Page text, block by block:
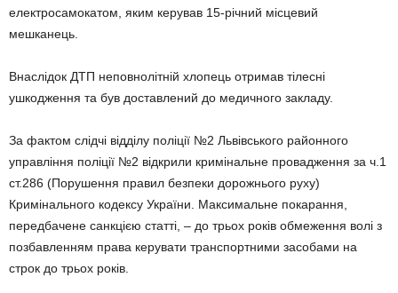
електросамокатом, яким керував 15-річний місцевий
мешканець.
Внаслідок ДТП неповнолітній хлопець отримав тілесні
ушкодження та був доставлений до медичного закладу.
За фактом слідчі відділу поліції №2 Львівського районного
управління поліції №2 відкрили кримінальне провадження за ч.1
ст.286 (Порушення правил безпеки дорожнього руху)
Кримінального кодексу України. Максимальне покарання,
передбачене санкцією статті, – до трьох років обмеження волі з
позбавленням права керувати транспортними засобами на
строк до трьох років.